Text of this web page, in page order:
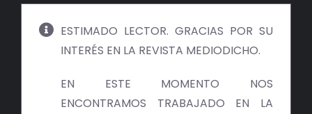
ESTIMADO LECTOR. GRACIAS POR SU
INTERÉS EN LA REVISTA MEDIODICHO.
EN ESTE MOMENTO NOS
ENCONTRAMOS TRABAJADO EN LA